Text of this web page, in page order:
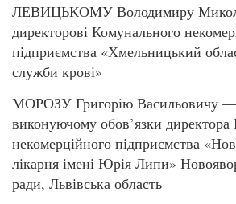
ЛЕВИЦЬКОМУ Володимиру
директорові Комунального
підприємства «Хмельницький
служби крові»
МОРОЗУ Григорію Васильовичу —
виконуючому обов’язки
некомерційного підприємства
лікарня імені Юрія Липи»
ради, Львівська область